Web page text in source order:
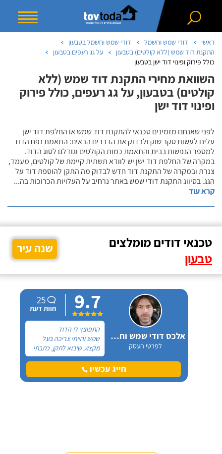
ראשי דודי שמש וחשמל
דודי שמש וחשמל בטבעון
התקנת דוד שמש (ללא קולטים) בטבעון
על גג רעפים בטבעון
כולל פירוק ופינוי דוד ישן בטבעון
השוואת מחירי התקנת דוד שמש (ללא
קולטים) בטבעון, על גג רעפים, כולל פירוק
ופינוי דוד ישן
לפני שאנחנו מזמינים טכנאי להתקנת דוד שמש או החלפת דוד ישן
עלינו לעשות סקר שוק ולבדוק את הדברים הבאים: התאמת נפח הדוד
למספר הנפשות בבית והתאמת כמות הקולטים וגודלם לסוג הדוד.
במקרה של החלפת דוד ישן יש לוודא תשתית קיימת של קולטים, מעמד,
צנרת ובמקרה של התקנת דוד חדש לבדוק מה התקן להוספת דוד על
הגג. בסיווג התקנת דודי שמש באתר נרחיב על העלויות הכרוכות בה...
קרא עוד
טכנאי דודים מומלצים
טבעון
שנה עיר
אלכס דודי שמש וחשמל
לפרטי העסק
9.7
25
חוות דעת
התפוצץ לי הדוד
שמש והייתי צריכה בעל
מקצוע שיבוא לתקן, כתבתי
בגוגל טכנאי דודים ואז
הגעתי לקבוצה של העיר
חיפה בפייסבוק, שם כמה
חייג עכשיו